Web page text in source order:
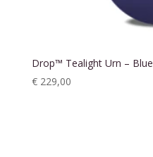
Drop™ Tealight Urn – Blue
€229,00